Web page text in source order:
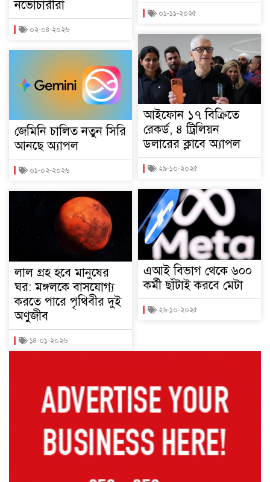
নভোচারীরা
০২-০৪-২০২৬
জেমিনি চালিত নতুন সিরি
আনছে অ্যাপল
০১-০২-২০২৬
লাল গ্রহ হবে মানুষের
ঘর: মঙ্গলকে বাসযোগ্য
করতে পারে পৃথিবীর দুই
অণুজীব
১৪-০১-২০২৬
০১-১১-২০২৫
আইফোন ১৭ বিক্রিতে
রেকর্ড, ৪ ট্রিলিয়ন
ডলারের ক্লাবে অ্যাপল
২৯-১০-২০২৫
এআই বিভাগ থেকে ৬০০
কর্মী ছাঁটাই করবে মেটা
২৬-১০-২০২৫